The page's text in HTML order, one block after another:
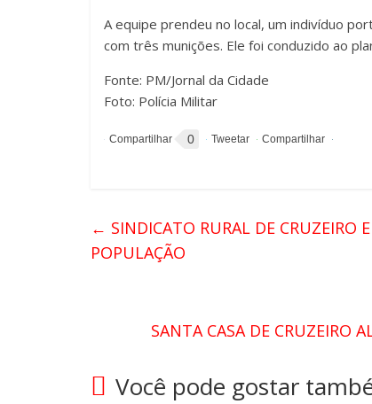
A equipe prendeu no local, um indivíduo
com três munições. Ele foi conduzido ao
Fonte: PM/Jornal da Cidade
Foto: Polícia Militar
0
← SINDICATO RURAL DE CRUZEIRO
POPULAÇÃO
SANTA CASA DE CRUZEIRO
Você pode gostar